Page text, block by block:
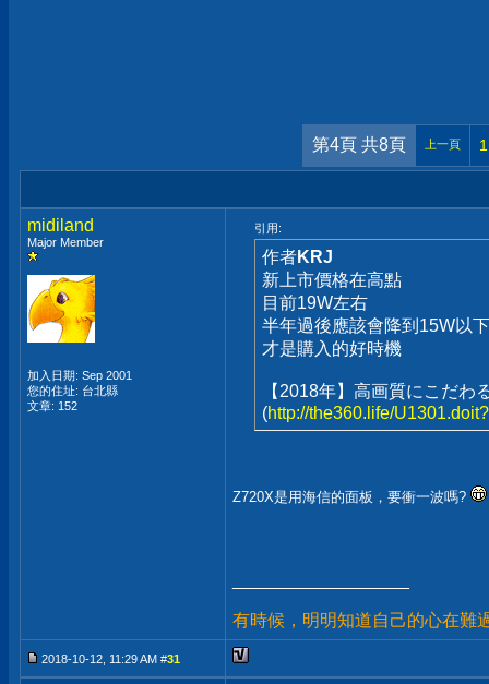
第4頁 共8頁 上一頁 1
midiland
Major Member
加入日期: Sep 2001
您的住址: 台北縣
文章: 152
引用:
作者KRJ
新上市價格在高點
目前19W左右
半年過後應該會降到15W以下
才是購入的好時機
【2018年】高画質にこだ
(http://the360.life/
Z720X是用海信的面板，要衝一波嗎?
有時候，明明知道自己的心在難
2018-10-12, 11:29 AM #31